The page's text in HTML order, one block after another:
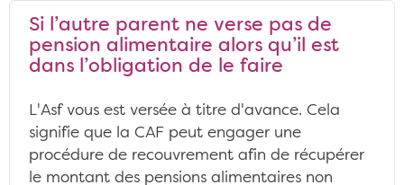
Si l’autre parent ne verse pas de
pension alimentaire alors qu’il est
dans l’obligation de le faire
L'Asf vous est versée à titre d'avance. Cela
signifie que la CAF peut engager une
procédure de recouvrement afin de récupérer
le montant des pensions alimentaires non